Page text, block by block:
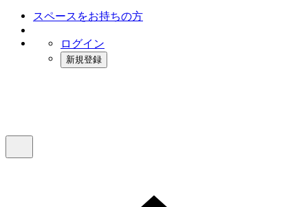
スペースをお持ちの方
ログイン
新規登録